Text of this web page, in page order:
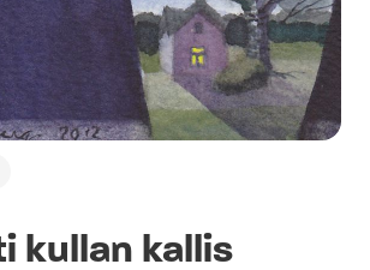
kullan kallis